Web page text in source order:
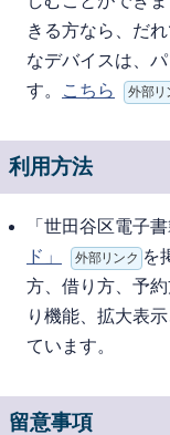
きる方なら、だ
なデバイスは、
す。
こちら 外部リ
利用方法
「世田谷区電子
ド」
外部リンク を
方、借り方、予
り機能、拡大表
ています。
留意事項